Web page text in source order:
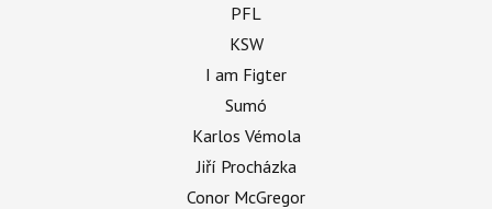
PFL
KSW
I am Figter
Sumó
Karlos Vémola
Jiří Procházka
Conor McGregor